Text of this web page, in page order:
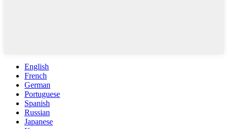
English
French
German
Portuguese
Spanish
Russian
Japanese